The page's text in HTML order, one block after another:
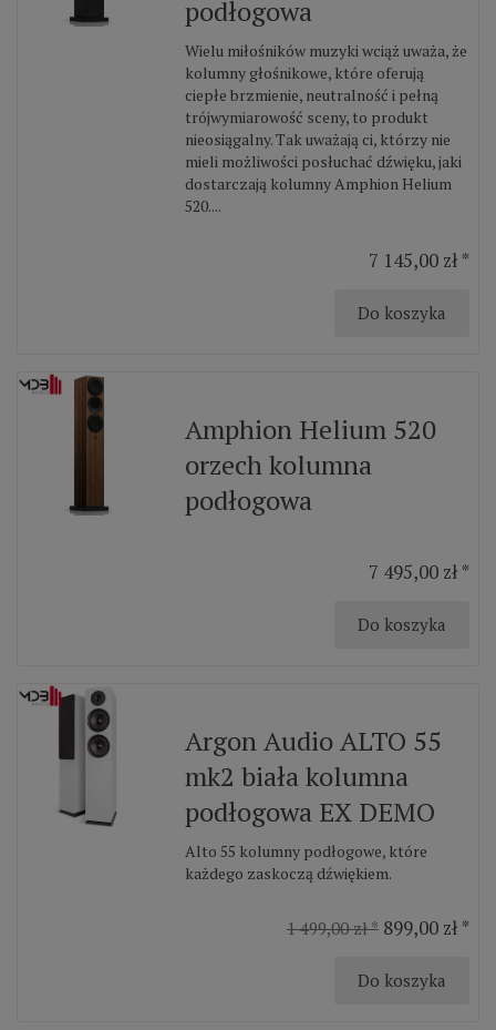
podłogowa
Wielu miłośników muzyki wciąż uważa, że
kolumny głośnikowe, które oferują
ciepłe brzmienie, neutralność i pełną
trójwymiarowość sceny, to produkt
nieosiągalny. Tak uważają ci, którzy nie
mieli możliwości posłuchać dźwięku, jaki
dostarczają kolumny Amphion Helium
520....
7 145,00 zł *
Do koszyka
Amphion Helium 520
orzech kolumna
podłogowa
7 495,00 zł *
Do koszyka
Argon Audio ALTO 55
mk2 biała kolumna
podłogowa EX DEMO
Alto 55 kolumny podłogowe, które
każdego zaskoczą dźwiękiem.
1 499,00 zł * 899,00 zł *
Do koszyka